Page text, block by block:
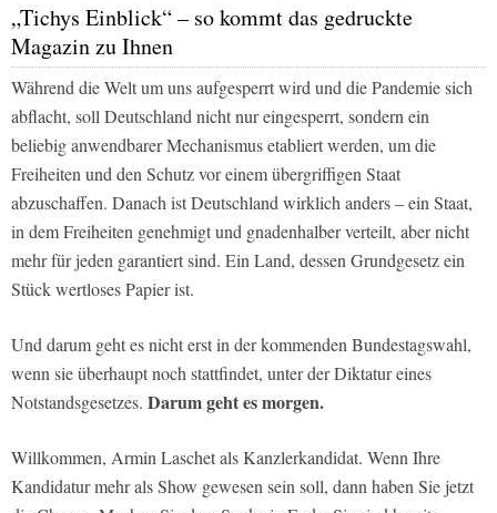
„Tichys Einblick“ – so kommt das gedruckte
Magazin zu Ihnen
Während die Welt um uns aufgesperrt wird und die Pandemie sich
abflacht, soll Deutschland nicht nur eingesperrt, sondern ein
beliebig anwendbarer Mechanismus etabliert werden, um die
Freiheiten und den Schutz vor einem übergriffigen Staat
abzuschaffen. Danach ist Deutschland wirklich anders – ein Staat,
in dem Freiheiten genehmigt und gnadenhalber verteilt, aber nicht
mehr für jeden garantiert sind. Ein Land, dessen Grundgesetz ein
Stück wertloses Papier ist.
Und darum geht es nicht erst in der kommenden Bundestagswahl,
wenn sie überhaupt noch stattfindet, unter der Diktatur eines
Notstandsgesetzes. Darum geht es morgen.
Willkommen, Armin Laschet als Kanzlerkandidat. Wenn Ihre
Kandidatur mehr als Show gewesen sein soll, dann haben Sie jetzt